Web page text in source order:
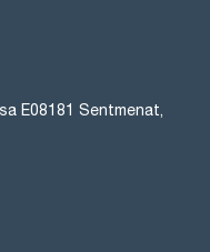
E08181 Sentmenat,